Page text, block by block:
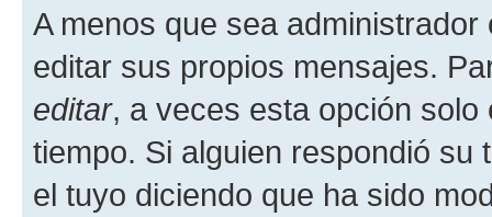
A menos que sea
editar sus propios mensajes.
editar, a veces esta opción
tiempo. Si alguien respondió
el tuyo diciendo que ha sido